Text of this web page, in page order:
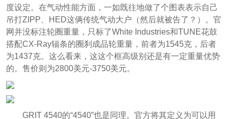
度设定。在气动性能方面，一如既往地做了个图表表示自己
吊打ZIPP、HED这俩传统气动大户（然后就被告了？）。官
网并没标注轮圈重量，只标了White Industries和TUNE花鼓
搭配CX-Ray辐条的圈刹成品轮重量，前者为1545克，后者
为1437克。这么看来，这这个框高级别还是有一定重量优势
的。售价则为2800美元-3750美元。
GRIT 4540的“4540”也是同理。官方将其定义为可以用